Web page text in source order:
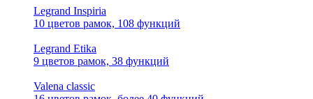
Legrand Inspiria
10 цветов рамок, 108 функций
Legrand Etika
9 цветов рамок, 38 функций
Valena classic